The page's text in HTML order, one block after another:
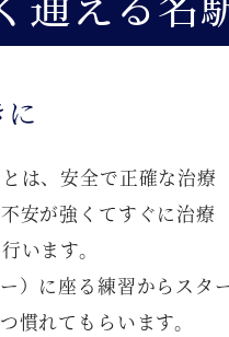
は、安全で正確な治療
安が強くてすぐに治療
います。
）に座る練習からスタ
慣れてもらいます。